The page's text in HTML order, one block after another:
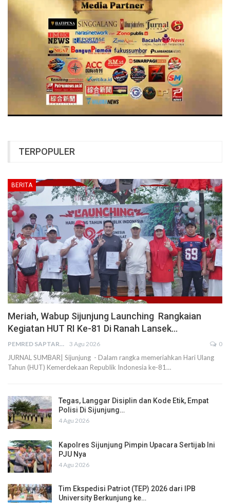
TERPOPULER
BERITA
Meriah, Wabup Sijunjung Launching Rangkaian
Kegiatan HUT RI Ke-81 Di Ranah Lansek…
PEMRED SAPTARIUS 3 Agu 2026 0
JURNAL SUMBAR| Sijunjung - Dalam rangka memeriahkan Hari Ulang
Tahun (HUT) Kemerdekaan Republik Indonesia ke-81…
Tegas, Langgar Disiplin dan Kode Etik, Empat
Polisi Di Sijunjung…
4 Agu 2026
Kapolres Sijunjung Pimpin Upacara Sertijab Ini
PJU Nya
4 Agu 2026
Tim Ekspedisi Patriot (TEP) 2026 dari IPB
University Berkunjung ke…